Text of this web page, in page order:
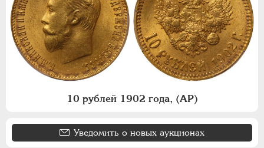
10 рублей 1902 года, (АР)
Уведомить о новых аукционах